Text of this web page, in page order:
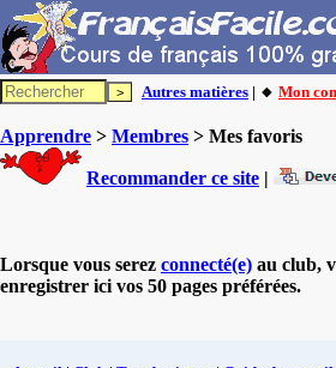
Autres matières | 🔸 Mon
Apprendre > Membres > Mes favoris
Recommander ce site |
Lorsque vous serez connecté(e) au club,
enregistrer ici vos 50 pages préférées.